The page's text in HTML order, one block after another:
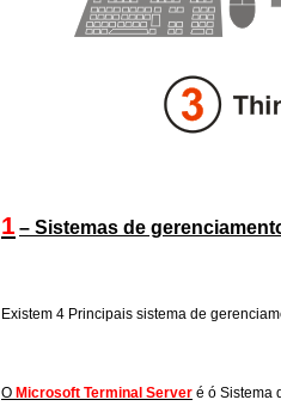
1– Sistemas de
Existem 4 Principais sistema de
O Microsoft Terminal Server é ó Sistema